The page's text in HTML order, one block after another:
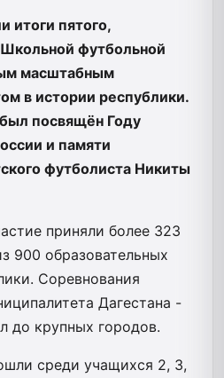
итоги пятого,
футбольной
масштабным
в истории республики.
посвящён Году
и памяти
футболиста Никиты
приняли более 323
900 образовательных
Соревнования
Дагестана -
до крупных городов.
среди учащихся 2, 3,